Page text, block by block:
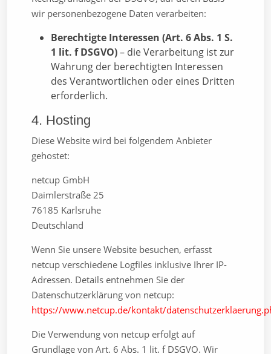
wir personenbezogene Daten verarbeiten:
Berechtigte Interessen (Art. 6 Abs. 1 S.
1 lit. f DSGVO)– die Verarbeitung ist zur
Wahrung der berechtigten Interessen
des Verantwortlichen oder eines Dritten
erforderlich.
4. Hosting
Diese Website wird bei folgendem Anbieter
gehostet:
netcup GmbH
Daimlerstraße 25
76185 Karlsruhe
Deutschland
Wenn Sie unsere Website besuchen, erfasst
netcup verschiedene Logfiles inklusive Ihrer IP-
Adressen. Details entnehmen Sie der
Datenschutzerklärung von netcup:
https://www.netcup.de/kontakt/
Die Verwendung von netcup erfolgt auf
Grundlage von Art. 6 Abs. 1 lit. f DSGVO. Wir